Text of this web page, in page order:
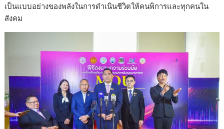
เป็นแบบอย่างของพลังในการดำเนินชีวิตให้คนพิการและทุกคนใน
สังคม